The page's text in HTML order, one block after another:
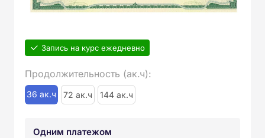
Запись на курс ежедневно
Продолжительность (ак.ч):
36 ак.ч 72 ак.ч 144 ак.ч
Одним платежом